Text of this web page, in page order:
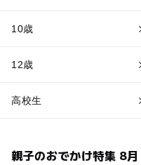
10歳
12歳
高校生
親子のおでかけ特集 8月